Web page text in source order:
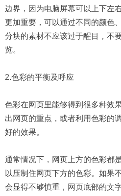
边界，因为电脑屏幕可以上下左
更加重要，可以通过不同的颜色
分块的素材不应该过于醒目，不
览。
2.色彩的平衡及呼应
色彩在网页里能够得到很多种效
出网页的重点，或者利用色彩的
好的效果。
通常情况下，网页上方的色彩都
以压制住网页下方的色彩。如果
会显得不够慎重，网页底部的文